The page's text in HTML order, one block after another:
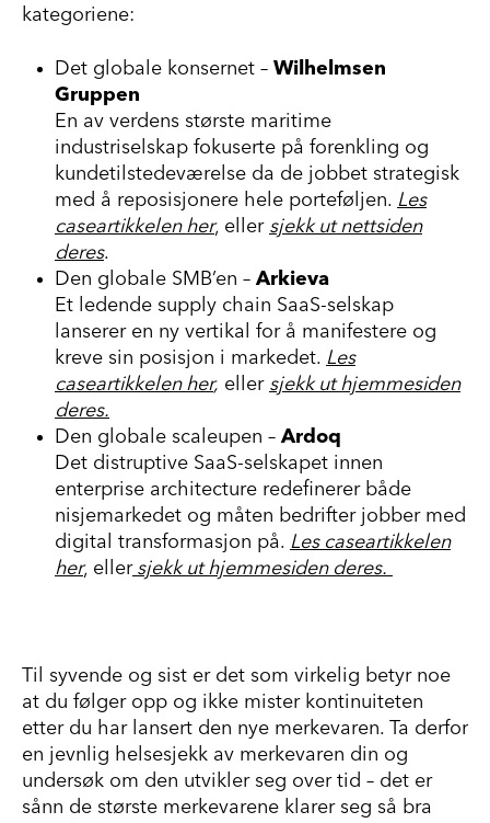
kategoriene:
Det globale konsernet – Wilhelmsen
Gruppen
En av verdens største maritime
industriselskap fokuserte på forenkling og
kundetilstedeværelse da de jobbet strategisk
med å reposisjonere hele porteføljen. Les
caseartikkelen her, eller sjekk utnettsiden
deres.
Den globale SMB’en – Arkieva
Et ledende supply chain SaaS-selskap
lanserer en ny vertikal for å manifestere og
kreve sin posisjon i markedet. Les
caseartikkelen her, eller sjekk ut hjemmesiden
deres.
Den globale scaleupen – Ardoq
Det distruptive SaaS-selskapet innen
enterprise architecture redefinerer både
nisjemarkedet og måten bedrifter jobber med
digital transformasjon på. Les caseartikkelen
her, eller sjekk ut hjemmesiden deres.
Til syvende og sist er det som virkelig betyr noe
at du følger opp og ikke mister kontinuiteten
etter du har lansert den nye merkevaren. Ta derfor
en jevnlig helsesjekk av merkevaren din og
undersøk om den utvikler seg over tid – det er
sånn de største merkevarene klarer seg så bra